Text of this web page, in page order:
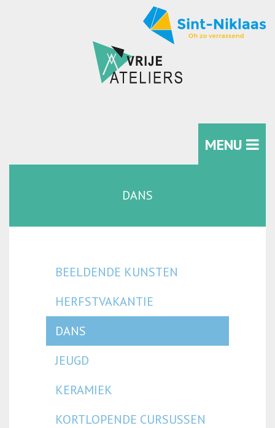
MENU
DANS
BEELDENDE KUNSTEN
HERFSTVAKANTIE
DANS
JEUGD
KERAMIEK
KORTLOPENDE CURSUSSEN